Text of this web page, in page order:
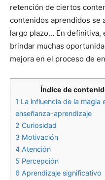
retención de ciertos
contenidos aprendidos se
largo plazo… En definitiva,
brindar muchas
mejora en el proceso de
Índice de
1 La influencia de la magia
enseñanza-aprendizaje
2 Curiosidad
3 Motivación
4 Atención
5 Percepción
6 Aprendizaje significativo